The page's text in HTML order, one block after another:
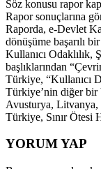
Söz konusu rapor
Rapor sonuçlarına
Raporda, e-Devlet
dönüşüme başarılı
Kullanıcı Odaklılık,
başlıklarından
Türkiye, “Kullanıcı
Türkiye’nin diğer bir
Avusturya, Litvanya,
Türkiye, Sınır Ötesi
YORUM YAP